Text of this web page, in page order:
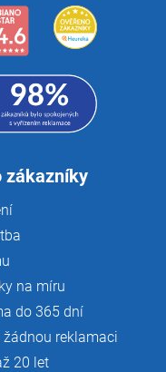
zákazníky
na míru
do 365 dní
reklamaci
20 let